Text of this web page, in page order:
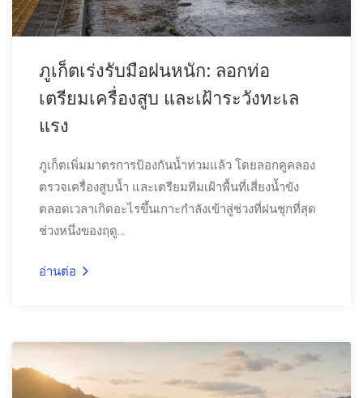
ภูเก็ตเร่งรับมือฝนหนัก: ลอกท่อ
เตรียมเครื่องสูบ และเฝ้าระวังทะเล
แรง
ภูเก็ตเพิ่มมาตรการป้องกันน้ำท่วมแล้ว โดยลอกคูคลอง
ตรวจเครื่องสูบน้ำ และเตรียมทีมเฝ้าพื้นที่เสี่ยงน้ำขัง
ตลอดเวลาเกิดอะไรขึ้นเกาะกำลังเข้าสู่ช่วงที่ฝนชุกที่สุด
ช่วงหนึ่งของฤดู...
อ่านต่อ